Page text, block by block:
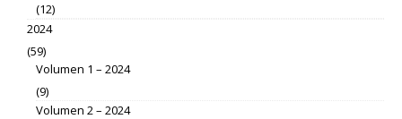
(12)
2024
(59)
Volumen 1 – 2024
(9)
Volumen 2 – 2024